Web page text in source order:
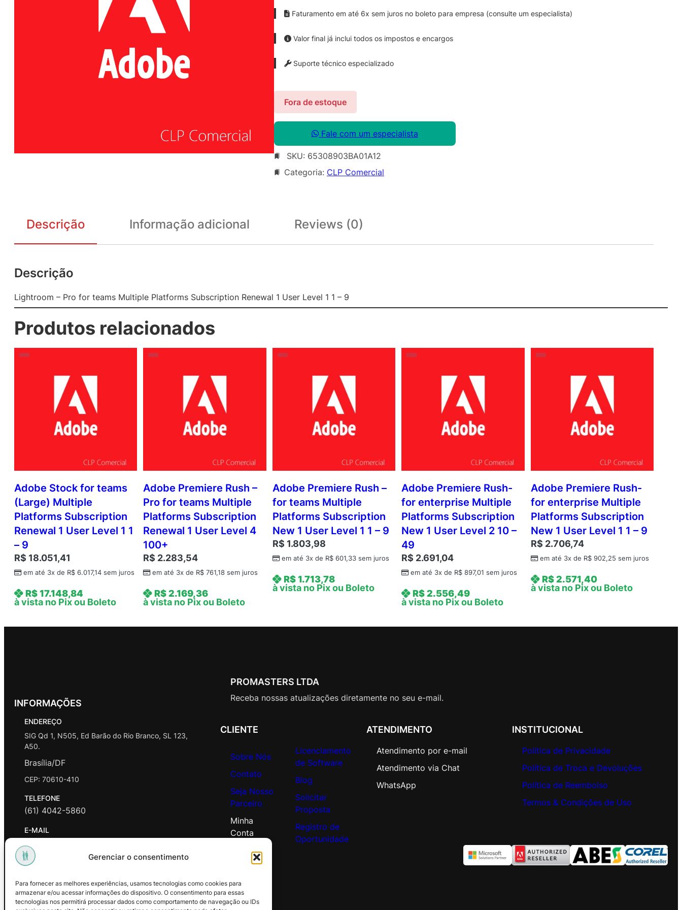
Gerenciar o consentimento
Para fornecer as melhores experiências, usamos tecnologias como cookies para
armazenar e/ou acessar informações do dispositivo. O consentimento para essas
tecnologias nos permitirá processar dados como comportamento de navegação ou IDs
Faturamento em até 6x sem juros no boleto para empresa (consulte um especialista)
Valor final já inclui todos os impostos e encargos
Suporte técnico especializado
Fora de estoque
Fale com um especialista
SKU: 65308903BA01A12
Categoria: CLP Comercial
Descrição Informação adicional Reviews (0)
Descrição
Lightroom – Pro for teams Multiple Platforms Subscription Renewal 1 User Level 1 1 – 9
Produtos relacionados
Adobe Stock for teams
(Large) Multiple
Platforms Subscription
Renewal 1 User Level 1 1
– 9
R$ 18.051,41
em até 3x de R$ 6.017,14 sem juros
R$17.148,84
à vista no Pix ou Boleto
Adobe Premiere Rush –
Pro for teams Multiple
Platforms Subscription
Renewal 1 User Level 4
100+
R$ 2.283,54
em até 3x de R$ 761,18 sem juros
R$2.169,36
à vista no Pix ou Boleto
Adobe Premiere Rush –
for teams Multiple
Platforms Subscription
New 1 User Level 1 1 – 9
R$ 1.803,98
em até 3x de R$601,33sem juros
R$1.713,78
à vista no Pix ou Boleto
Adobe Premiere Rush-
for enterprise Multiple
Platforms Subscription
New 1 User Level 2 10 –
49
R$ 2.691,04
em até 3x de R$ 897,01 sem juros
R$2.556,49
à vista no Pix ou Boleto
Adobe Premiere Rush-
for enterprise Multiple
Platforms Subscription
New 1 User Level 1 1 – 9
R$ 2.706,74
em até 3x de R$902,25 sem juros
R$2.571,40
à vista no Pix ou Boleto
INFORMAÇÕES
ENDEREÇO
SIG Qd 1, N505, Ed Barão do Rio Branco, SL 123,
A50.
Brasília/DF
CEP: 70610-410
TELEFONE
(61) 4042-5860
E-MAIL
contato@promasters.net.br
HORÁRIO DE ATENDIMENTO
Facebook Instagram Youtube
PROMASTERS LTDA
Receba nossas atualizações diretamente no seu e-mail.
CLIENTE
Sobre Nós
Contato
Seja Nosso
Parceiro
Minha
Conta
Licenciamento
de Software
Blog
Solicitar
Proposta
Registro de
Oportunidade
ATENDIMENTO
Atendimento por e-mail
Atendimento via Chat
WhatsApp
INSTITUCIONAL
Política de Privacidade
Política de Troca e Devoluções
Política de Reembolso
Termos & Condições de Uso